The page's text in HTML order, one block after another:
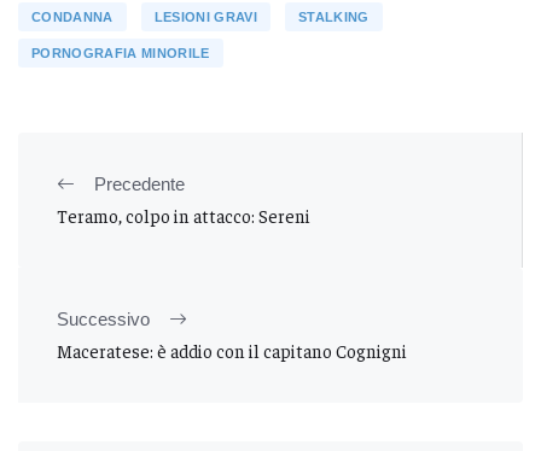
CONDANNA LESIONI GRAVI STALKING
PORNOGRAFIA MINORILE
Precedente
Teramo, colpo in attacco: Sereni
Successivo
Maceratese: è addio con il capitano Cognigni